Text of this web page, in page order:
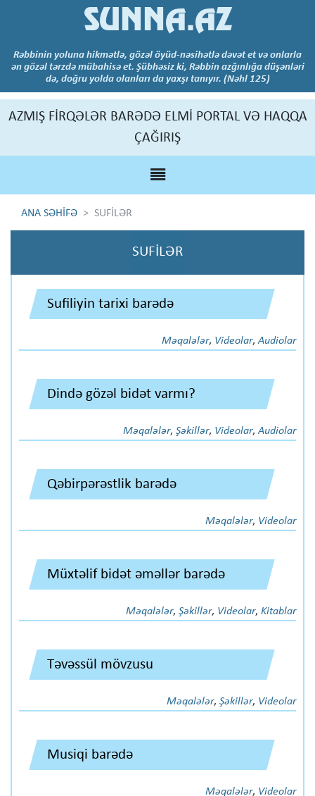
SUNNA.AZ
Rəbbinin yoluna hikmətlə, gözəl öyüd-nəsihətlə dəvət et və onlarla
ən gözəl tərzdə mübahisə et. Şübhəsiz ki, Rəbbin azğınlığa düşənləri
də, doğru yolda olanları da yaxşı tanıyır. (Nəhl 125)
AZMIŞ FİRQƏLƏR BARƏDƏ ELMİ PORTAL VƏ HAQQA
ÇAĞIRIŞ
ANA SƏHİFƏ SUFİLƏR
SUFİLƏR
Sufiliyin tarixi barədə
Məqalələr, Videolar,Audiolar
Dində gözəl bidət varmı?
Məqalələr, Şəkillər, Videolar,Audiolar
Qəbirpərəstlik barədə
Məqalələr, Videolar
Müxtəlif bidət əməllər barədə
Məqalələr, Şəkillər, Videolar, Kitablar
Təvəssül mövzusu
Məqalələr, Şəkillər, Videolar
Musiqi barədə
Məqalələr, Videolar